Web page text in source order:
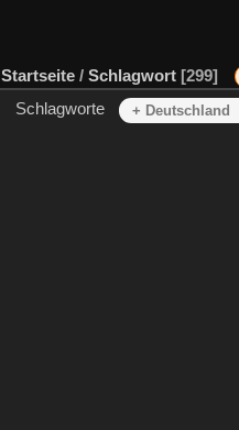
Startseite / Schlagwort 299
Schlagworte + Deutschland